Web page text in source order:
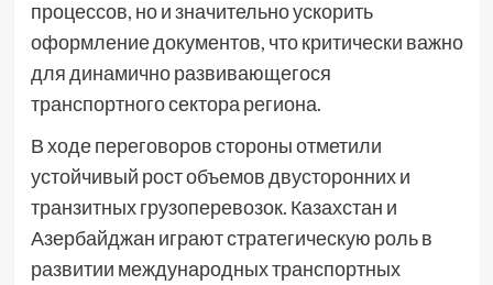
процессов, но и значительно ускорить
оформление документов, что критически важно
для динамично развивающегося
транспортного сектора региона.
В ходе переговоров стороны отметили
устойчивый рост объемов двусторонних и
транзитных грузоперевозок. Казахстан и
Азербайджан играют стратегическую роль в
развитии международных транспортных